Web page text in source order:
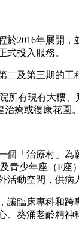
2016年展開
式投入服務。
二及第三期的工
所有現有大樓
療或復康花園。
個「治療村」
青少年座（F
動空間，供病
讓臨床專科和
葵涌老齡精